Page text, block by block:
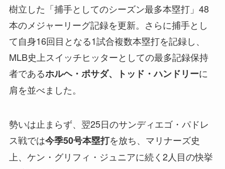
樹立した「捕手としてのシーズン最多本塁打」48
本のメジャーリーグ記録を更新。さらに捕手とし
て自身16回目となる1試合複数本塁打を記録し、
MLB史上スイッチヒッターとしての最多記録保持
者であるホルヘ・ポサダ、トッド・ハンドリーに
肩を並べました。
勢いは止まらず、翌25日のサンディエゴ・パドレ
ス戦では今季50号本塁打を放ち、マリナーズ史
上、ケン・グリフィ・ジュニアに続く2人目の快挙